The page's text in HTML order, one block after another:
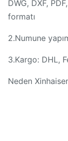
DWG, DXF,
formatı
2.Numune
3.Kargo: DHL,
Neden